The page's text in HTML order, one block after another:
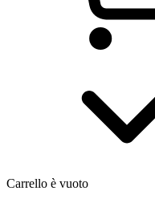
Carrello è vuoto